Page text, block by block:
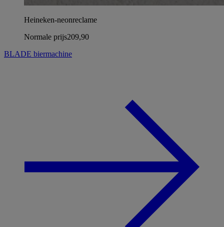
Heineken-neonreclame
Normale prijs209,90
BLADE biermachine